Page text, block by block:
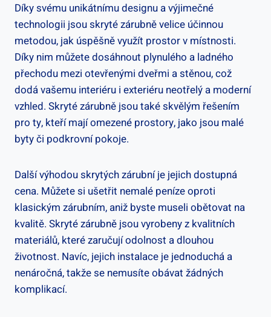
Díky svému unikátnímu designu a výjimečné
technologii jsou skryté zárubně velice účinnou
metodou, jak úspěšně využít prostor v místnosti.
Díky nim můžete dosáhnout plynulého a ladného
přechodu mezi otevřenými dveřmi a stěnou, což
dodá vašemu interiéru i exteriéru neotřelý a moderní
vzhled. Skryté zárubně jsou také skvělým řešením
pro ty, kteří mají omezené prostory, jako jsou malé
byty či podkrovní pokoje.
Další výhodou skrytých zárubní je jejich dostupná
cena. Můžete si ušetřit nemalé peníze oproti
klasickým zárubním, aniž byste museli obětovat na
kvalitě. Skryté zárubně jsou vyrobeny z kvalitních
materiálů, které zaručují odolnost a dlouhou
životnost. Navíc, jejich instalace je jednoduchá a
nenáročná, takže se nemusíte obávat žádných
komplikací.